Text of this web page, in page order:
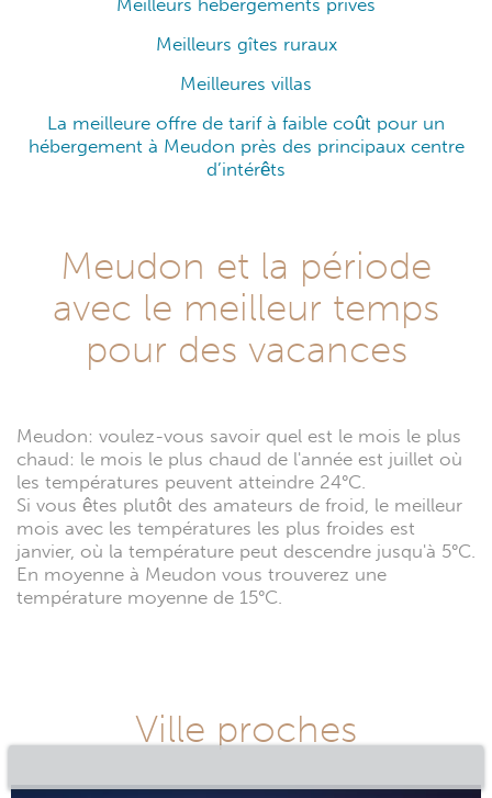
Meilleurs hébergements privés
Meilleurs gîtes ruraux
Meilleures villas
La meilleure offre de tarif à faible coût pour un
hébergement à Meudon près des principaux centre
d’intérêts
Meudon et la période
avec le meilleur temps
pour des vacances
Meudon: voulez-vous savoir quel est le mois le plus
chaud: le mois le plus chaud de l'année est juillet où
les températures peuvent atteindre 24°C.
Si vous êtes plutôt des amateurs de froid, le meilleur
mois avec les températures les plus froides est
janvier, où la température peut descendre jusqu'à 5°C.
En moyenne à Meudon vous trouverez une
température moyenne de 15°C.
Ville proches